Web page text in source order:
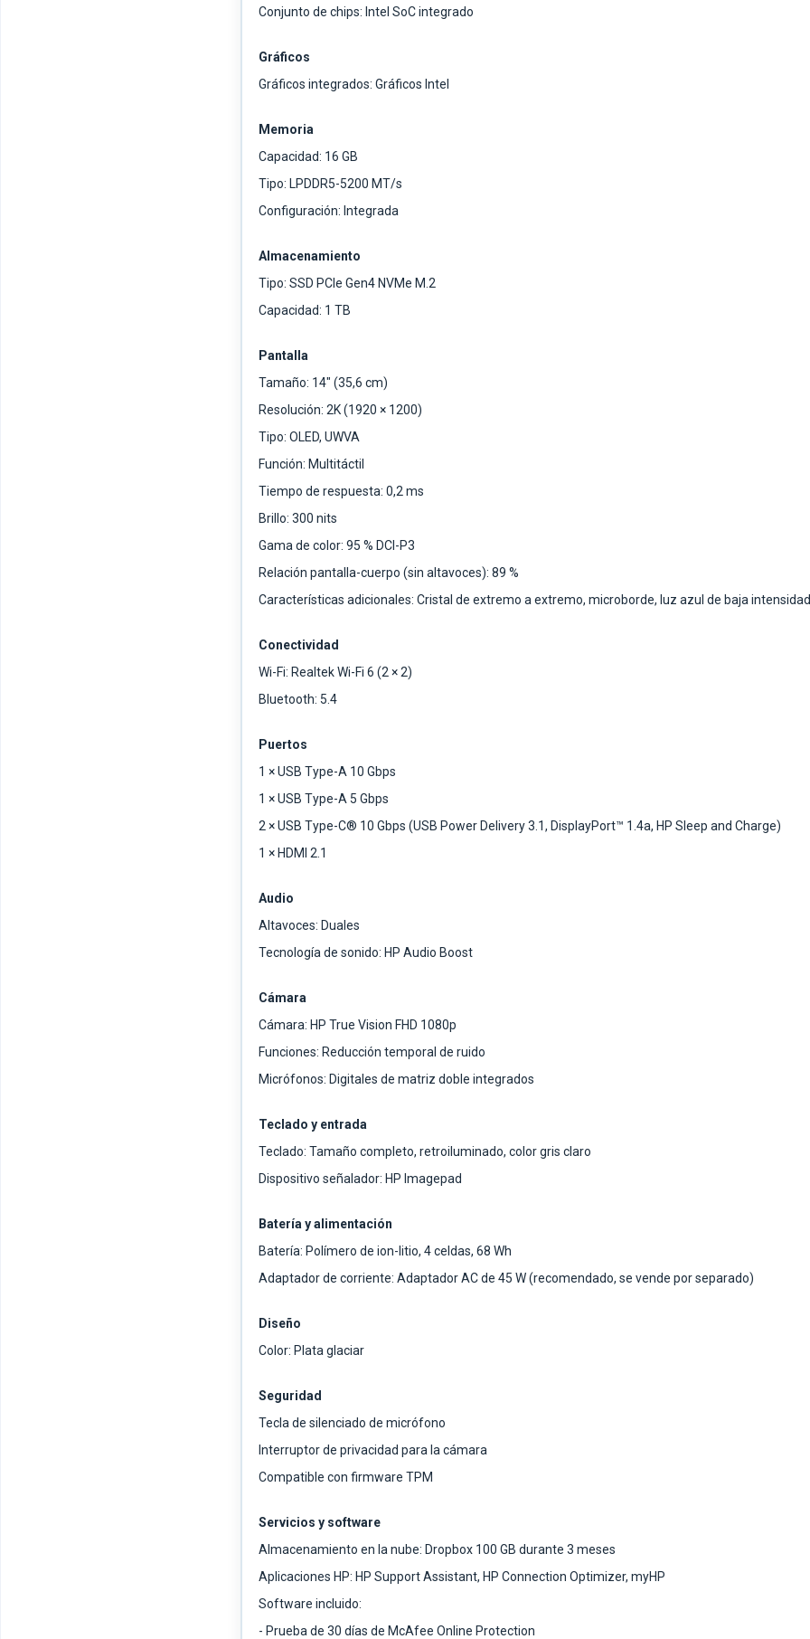
Conjunto de chips: Intel SoC integrado
Gráficos
Gráficos integrados: Gráficos Intel
Memoria
Capacidad: 16 GB
Tipo: LPDDR5-5200 MT/s
Configuración: Integrada
Almacenamiento
Tipo: SSD PCIe Gen4 NVMe M.2
Capacidad: 1 TB
Pantalla
Tamaño: 14" (35,6 cm)
Resolución: 2K (1920 × 1200)
Tipo: OLED, UWVA
Función: Multitáctil
Tiempo de respuesta: 0,2 ms
Brillo: 300 nits
Gama de color: 95 % DCI-P3
Relación pantalla-cuerpo (sin altavoces): 89 %
Características adicionales: Cristal de extremo a extremo, microborde, luz azul de baja intensidad
Conectividad
Wi-Fi: Realtek Wi-Fi 6 (2 × 2)
Bluetooth: 5.4
Puertos
1 × USB Type-A 10 Gbps
1 × USB Type-A 5 Gbps
2 × USB Type-C® 10 Gbps (USB Power Delivery 3.1, DisplayPort™ 1.4a, HP Sleep and Charge)
1 × HDMI 2.1
Audio
Altavoces: Duales
Tecnología de sonido: HP Audio Boost
Cámara
Cámara: HP True Vision FHD 1080p
Funciones: Reducción temporal de ruido
Micrófonos: Digitales de matriz doble integrados
Teclado y entrada
Teclado: Tamaño completo, retroiluminado, color gris claro
Dispositivo señalador: HP Imagepad
Batería y alimentación
Batería: Polímero de ion-litio, 4 celdas, 68 Wh
Adaptador de corriente: Adaptador AC de 45 W (recomendado, se vende por separado)
Diseño
Color: Plata glaciar
Seguridad
Tecla de silenciado de micrófono
Interruptor de privacidad para la cámara
Compatible con firmware TPM
Servicios y software
Almacenamiento en la nube: Dropbox 100 GB durante 3 meses
Aplicaciones HP: HP Support Assistant, HP Connection Optimizer, myHP
Software incluido:
- Prueba de 30 días de McAfee Online Protection